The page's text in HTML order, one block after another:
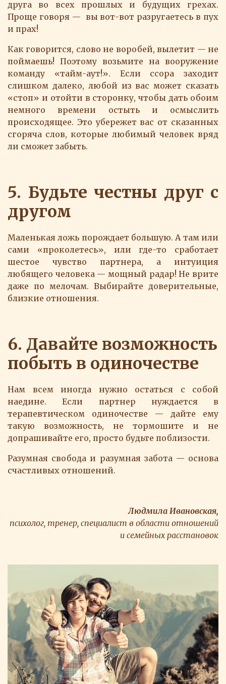
друга во всех прошлых и будущих грехах.
Проще говоря — вы вот-вот разругаетесь в пух
и прах!
Как говорится, слово не воробей, вылетит — не
поймаешь! Поэтому возьмите на вооружение
команду «тайм-аут!». Если ссора заходит
слишком далеко, любой из вас может сказать
«стоп» и отойти в сторонку, чтобы дать обоим
немного времени остыть и осмыслить
происходящее. Это убережет вас от сказанных
сгоряча слов, которые любимый человек вряд
ли сможет забыть.
5. Будьте честны друг с
другом
Маленькая ложь порождает большую. А там или
сами «проколетесь», или где-то сработает
шестое чувство партнера, а интуиция
любящего человека — мощный радар! Не врите
даже по мелочам. Выбирайте доверительные,
близкие отношения.
6. Давайте возможность
побыть в одиночестве
Нам всем иногда нужно остаться с собой
наедине. Если партнер нуждается в
терапевтическом одиночестве — дайте ему
такую возможность, не тормошите и не
допрашивайте его, просто будьте поблизости.
Разумная свобода и разумная забота — основа
счастливых отношений.
Людмила Ивановская,
психолог, тренер, специалист в области отношений
и семейных расстановок